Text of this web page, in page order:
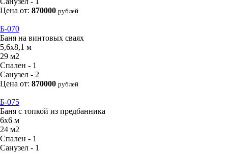
Цена от: 870000 рублей
Б-070
Баня на винтовых сваях
5,6х8,1 м
29 м2
Спален - 1
Санузел - 2
Цена от: 870000 рублей
Б-075
Баня с топкой из предбанника
6х6 м
24 м2
Спален - 1
Санузел - 1